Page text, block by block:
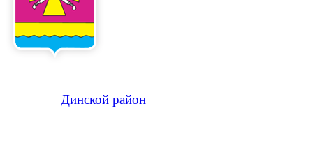
Динской район